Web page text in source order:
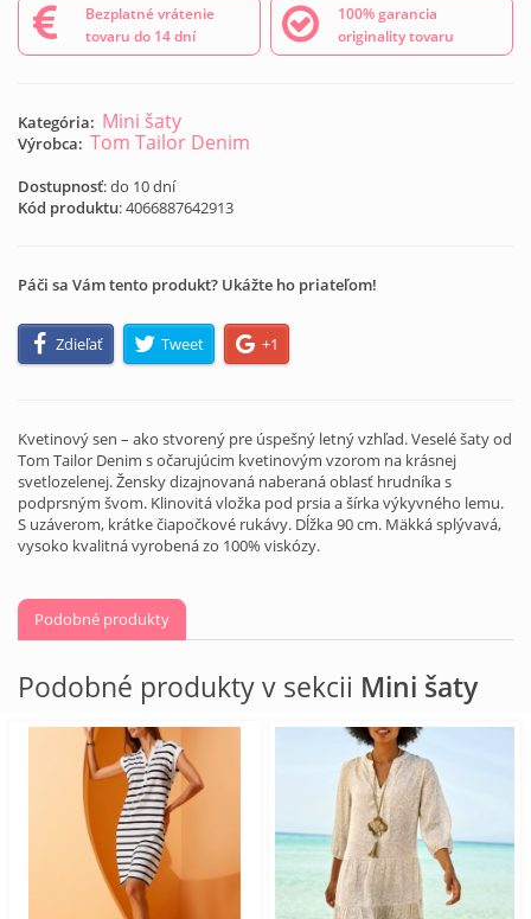
Bezplatné vrátenie
tovaru do 14 dní
100% garancia
originality tovaru
Kategória: Mini šaty
Výrobca: Tom Tailor Denim
Dostupnosť: do 10 dní
Kód produktu:4066887642913
Páči sa Vám tento produkt? Ukážte ho priateľom!
Zdieľať Tweet +1
Kvetinový sen – ako stvorený pre úspešný letný vzhľad. Veselé šaty od
Tom Tailor Denim s očarujúcim kvetinovým vzorom na krásnej
svetlozelenej. Žensky dizajnovaná naberaná oblasť hrudníka s
podprsným švom. Klinovitá vložka pod prsia a šírka výkyvného lemu.
S uzáverom, krátke čiapočkové rukávy. Dĺžka 90 cm. Mäkká splývavá,
vysoko kvalitná vyrobená zo 100% viskózy.
Podobné produkty
Podobné produkty v sekcii Mini šaty